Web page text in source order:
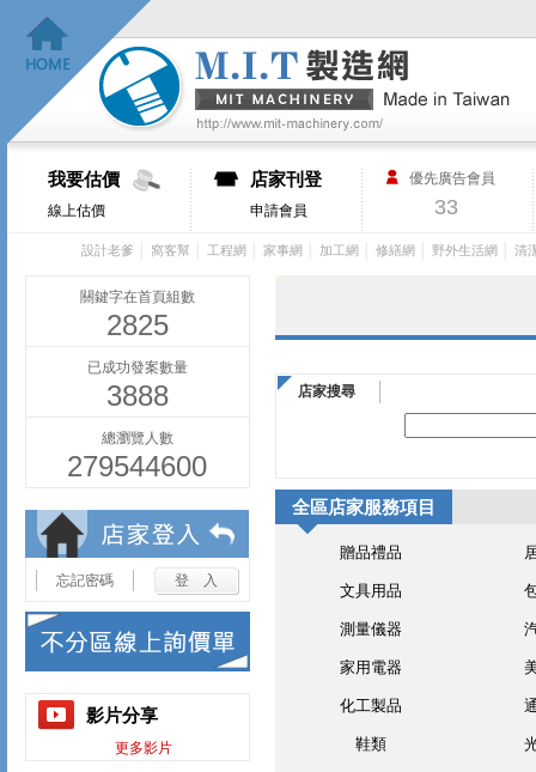
我要估價
線上估價
店家刊登
申請會員
優先廣告會員
33
設計老爹 窩客幫 工程網 家事網 加工網 修繕網 野外生活網 清
關鍵字在首頁組數
2825
已成功發案數量
3888
總瀏覽人數
279544600
忘記密碼
影片分享
更多影片
店家搜尋
全區店家服務項目
贈品禮品
文具用品
測量儀器
家用電器
化工製品
鞋類